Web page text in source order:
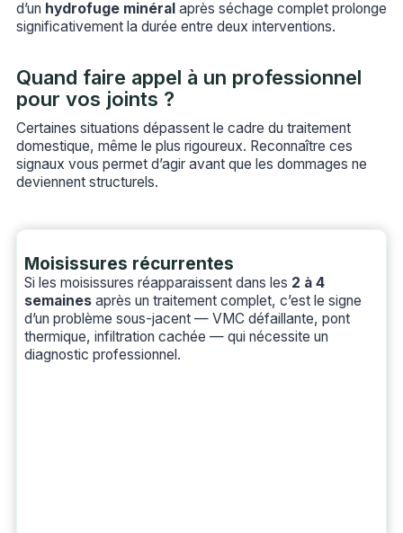
d’un hydrofuge minéralaprès séchage complet prolonge
significativement la durée entre deux interventions.
Quand faire appel à un professionnel
pour vos joints ?
Certaines situations dépassent le cadre du traitement
domestique, même le plus rigoureux. Reconnaître ces
signaux vous permet d’agir avant que les dommages ne
deviennent structurels.
Moisissures récurrentes
Si les moisissures réapparaissent dans les 2 à 4
semaines après un traitement complet, c’est le signe
d’un problème sous-jacent — VMC défaillante, pont
thermique, infiltration cachée — qui nécessite un
diagnostic professionnel.